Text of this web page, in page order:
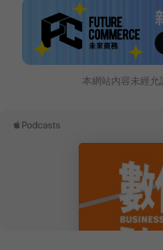
本網站內容未經允